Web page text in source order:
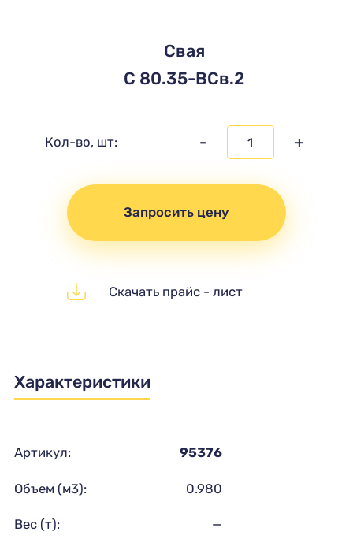
Свая
C 80.35-ВСв.2
Кол-во, шт: - +
Запросить цену
Скачать прайс - лист
Характеристики
Артикул: 95376
Объем (м3): 0.980
Вес (т): —